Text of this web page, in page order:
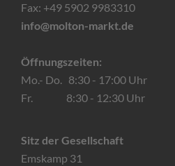
Fax: +49 5902 9983310
info@molton-markt.de
Öffnungszeiten:
Mo.- Do. 8:30 - 17:00 Uhr
Fr. 8:30 - 12:30 Uhr
Sitz der Gesellschaft
Emskamp 31